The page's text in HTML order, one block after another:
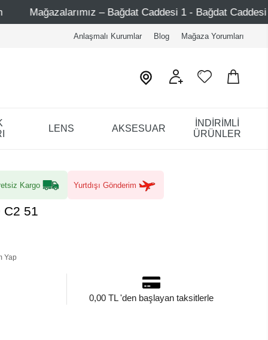
– Bağdat Caddesi 1 - Bağdat Caddesi 2 - Nişantaşı –
Anlaşmalı Kurumlar Blog Mağaza Yorumları
LENS AKSESUAR
İNDİRİMLİ
ÜRÜNLER
Kargo Yurtdışı Gönderim
C2 51
Yap
0,00 TL 'den başlayan taksitlerle